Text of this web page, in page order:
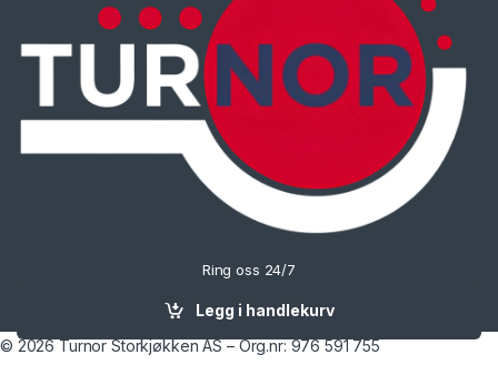
Legg i handlekurv
Ring oss 24/7
© 2026 Turnor Storkjøkken AS – Org.nr: 976 591 755